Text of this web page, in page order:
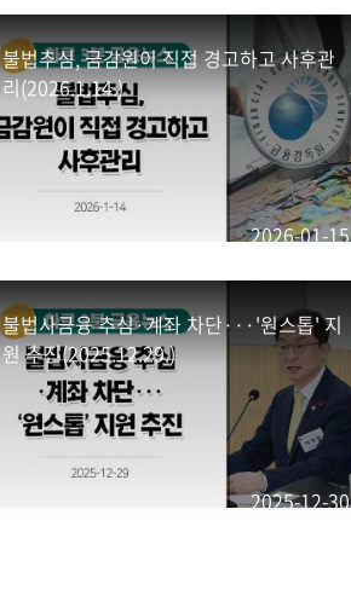
불법추심, 금감원이 직접 경고하고 사후관
리(2026.1.14.)
2026-01-15
불법사금융 추심·계좌 차단···'원스톱' 지
원 추진(2025.12.29.)
2025-12-30